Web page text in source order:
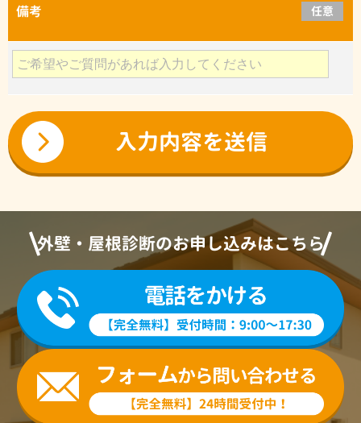
備考 任意
外壁・屋根診断のお申し込みはこちら